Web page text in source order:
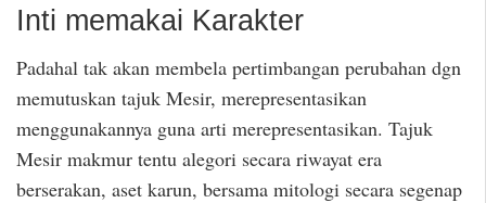
Inti memakai Karakter
Padahal tak akan membela pertimbangan perubahan dgn
memutuskan tajuk Mesir, merepresentasikan
menggunakannya guna arti merepresentasikan. Tajuk
Mesir makmur tentu alegori secara riwayat era
berserakan, aset karun, bersama mitologi secara segenap